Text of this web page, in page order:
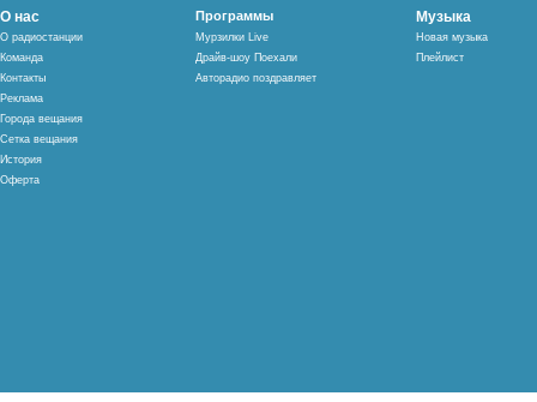
О нас
О радиостанции
Команда
Контакты
Реклама
Города вещания
Сетка вещания
История
Оферта
Программы
Мурзилки Live
Драйв-шоу Поехали
Авторадио поздравляет
Музыка
Новая музыка
Плейлист